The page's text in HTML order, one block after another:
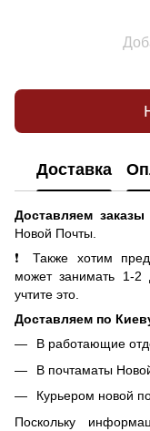
Доставка
Доставляем заказы
Новой Почты.
❗ Также хотим
может занимать 1-2
учтите это.
Доставляем по
В работающие
В почтаматы
Курьером новой
Поскольку